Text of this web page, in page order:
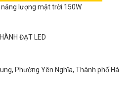
lượng mặt trời 150W
ĐẠT LED
Phường Yên Nghĩa, Thành phố Hà